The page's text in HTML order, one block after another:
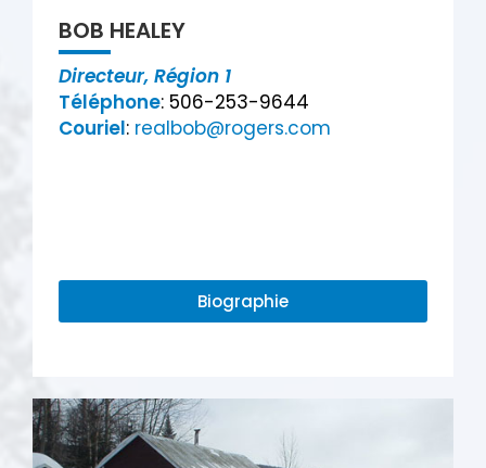
BOB HEALEY
Directeur, Région 1
Téléphone: 506-253-9644
Couriel: realbob@rogers.com
Biographie